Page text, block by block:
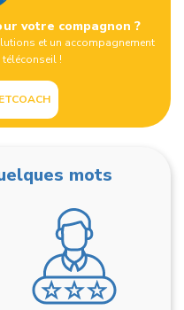
votre compagnon ?
et un accompagnement
!
mots